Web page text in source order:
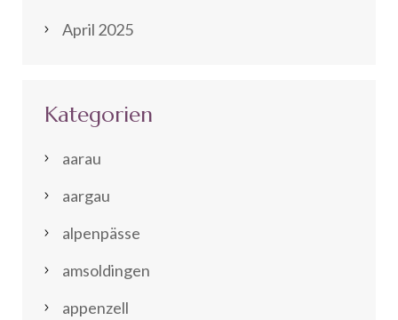
April 2025
Kategorien
aarau
aargau
alpenpässe
amsoldingen
appenzell